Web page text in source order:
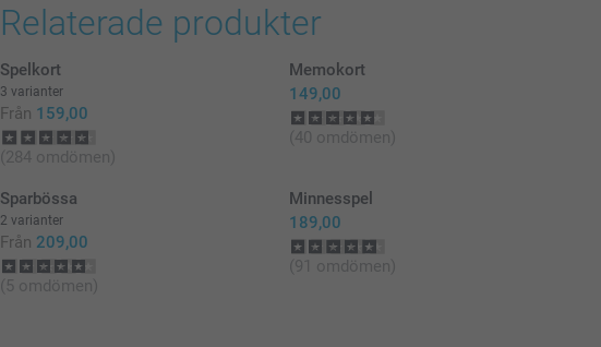
Relaterade produkter
Spelkort
3 varianter
Från 159,00
(284 omdömen)
Memokort
149,00
(40 omdömen)
Sparbössa
2 varianter
Från 209,00
(5 omdömen)
Minnesspel
189,00
(91 omdömen)